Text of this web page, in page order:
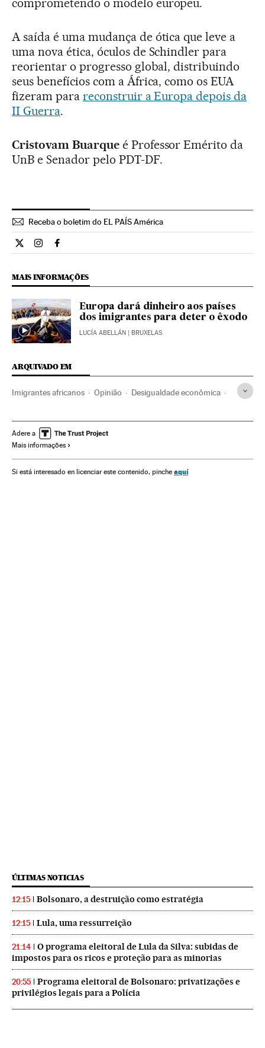
comprometendo o modelo europeu.
A saída é uma mudança de ótica que leve a
uma nova ética, óculos de Schindler para
reorientar o progresso global, distribuindo
seus benefícios com a África, como os EUA
fizeram para reconstruir a Europa depois da
II Guerra.
Cristovam Buarqueé Professor Emérito da
UnB e Senador pelo PDT-DF.
Receba o boletim do EL PAÍS América
Opiniao El País Brasil en Twitter
Opiniao El País Brasil en Instagram
Opiniao El País Brasil en Facebook
MAIS INFORMAÇÕES
Europa dará dinheiro aos países
dos imigrantes para deter o êxodo
LUCÍA ABELLÁN | BRUXELAS
ARQUIVADO EM
Imigrantes africanos Opinião Desigualdade econômica
África Imigração Política migração
Demografia
Adere a
Mais informações
Si está interesado en licenciar este contenido, pinche aquí
ÚLTIMAS NOTICIAS
12:15 Bolsonaro, a destruição como estratégia
12:15 Lula, uma ressurreição
21:14
O programa eleitoral de Lula da Silva: subidas de
impostos para os ricos e proteção para as minorias
20:55
Programa eleitoral de Bolsonaro: privatizações e
privilégios legais para a Polícia